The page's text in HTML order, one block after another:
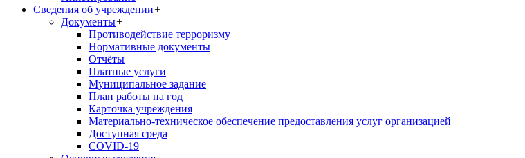
Сведения об учреждении+
Документы+
Противодействие терроризму
Нормативные документы
Отчёты
Платные услуги
Муниципальное задание
План работы на год
Карточка учреждения
Материально-техническое обеспечение предоставления услуг организацией
Доступная среда
COVID-19